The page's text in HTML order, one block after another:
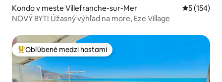
Kondo v meste Villefranche-sur-Mer Priemerné
5 (154)
NOVÝ BYT! Úžasný výhľad na more, Eze Village
Najobľúbenejšie medzi hosťami
Obľúbené medzi hosťami